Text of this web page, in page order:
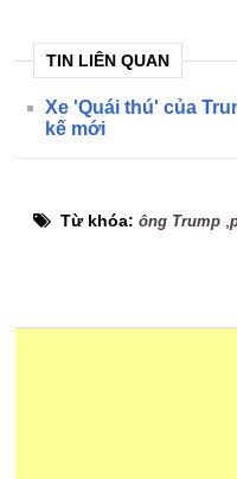
TIN LIÊN QUAN
Xe 'Quái thú' của
kế mới
Từ khóa:ông Trump ,